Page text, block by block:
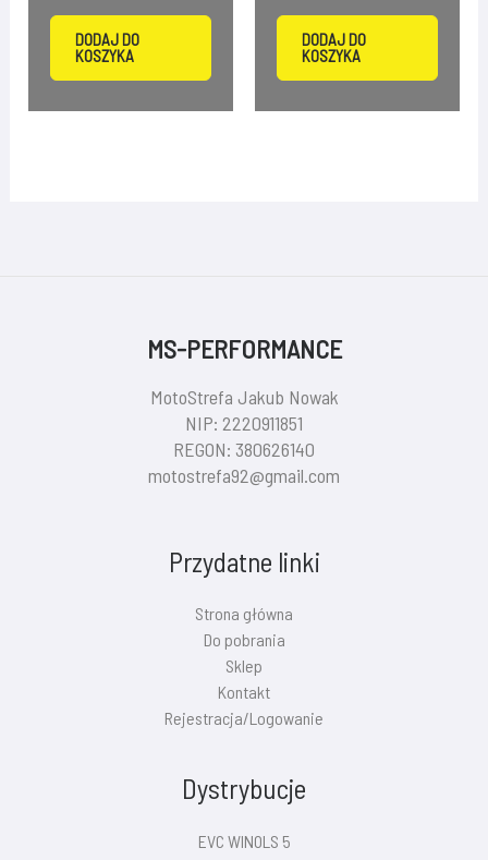
DODAJ DO
KOSZYKA
DODAJ DO
KOSZYKA
MS-PERFORMANCE
MotoStrefa Jakub Nowak
NIP: 2220911851
REGON: 380626140
motostrefa92@gmail.com
Przydatne linki
Strona główna
Do pobrania
Sklep
Kontakt
Rejestracja/Logowanie
Dystrybucje
EVC WINOLS 5